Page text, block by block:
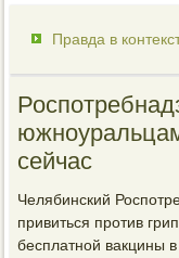
Правда в
сейчас
Челябинский
привиться против
бесплатной вакцины